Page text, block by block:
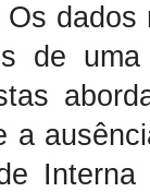
de
a